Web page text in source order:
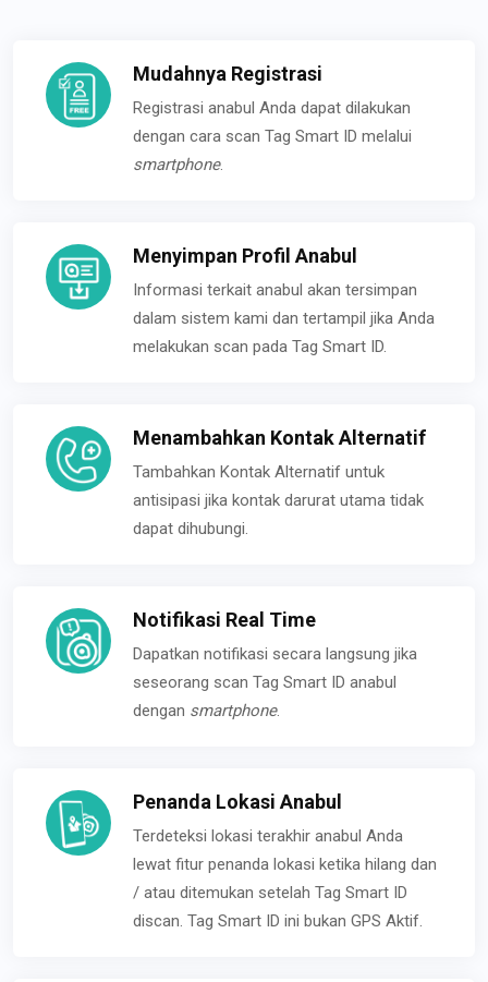
Mudahnya Registrasi
Registrasi anabul Anda dapat dilakukan
dengan cara scan Tag Smart ID melalui
smartphone.
Menyimpan Profil Anabul
Informasi terkait anabul akan tersimpan
dalam sistem kami dan tertampil jika Anda
melakukan scan pada Tag Smart ID.
Menambahkan Kontak Alternatif
Tambahkan Kontak Alternatif untuk
antisipasi jika kontak darurat utama tidak
dapat dihubungi.
Notifikasi Real Time
Dapatkan notifikasi secara langsung jika
seseorang scan Tag Smart ID anabul
dengan smartphone.
Penanda Lokasi Anabul
Terdeteksi lokasi terakhir anabul Anda
lewat fitur penanda lokasi ketika hilang dan
/ atau ditemukan setelah Tag Smart ID
discan. Tag Smart ID ini bukan GPS Aktif.